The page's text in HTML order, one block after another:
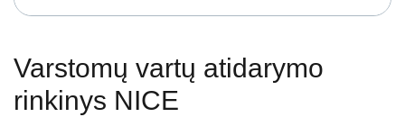
Varstomų vartų atidarymo
rinkinys NICE